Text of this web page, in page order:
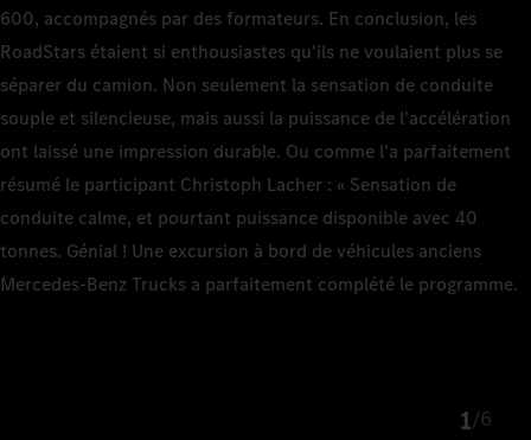
600, accompagnés par des formateurs. En conclusion, les
RoadStars étaient si enthousiastes qu'ils ne voulaient plus se
séparer du camion. Non seulement la sensation de conduite
souple et silencieuse, mais aussi la puissance de l'accélération
ont laissé une impression durable. Ou comme l'a parfaitement
résumé le participant Christoph Lacher : « Sensation de
conduite calme, et pourtant puissance disponible avec 40
tonnes. Génial ! Une excursion à bord de véhicules anciens
Mercedes-Benz Trucks a parfaitement complété le programme.
1/6